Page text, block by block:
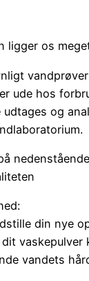
ligger os
ude hos
udtages og
din nye
vaskepulver
vandets